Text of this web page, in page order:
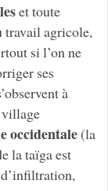
et toute
travail agricole,
si l’on ne
ses
à
village
occidentale(la
la taïga est